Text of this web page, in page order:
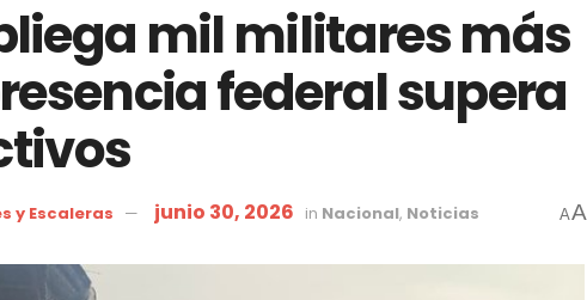
mil militares más
federal supera
y Escaleras junio 30, 2026 in Nacional, Noticias AA